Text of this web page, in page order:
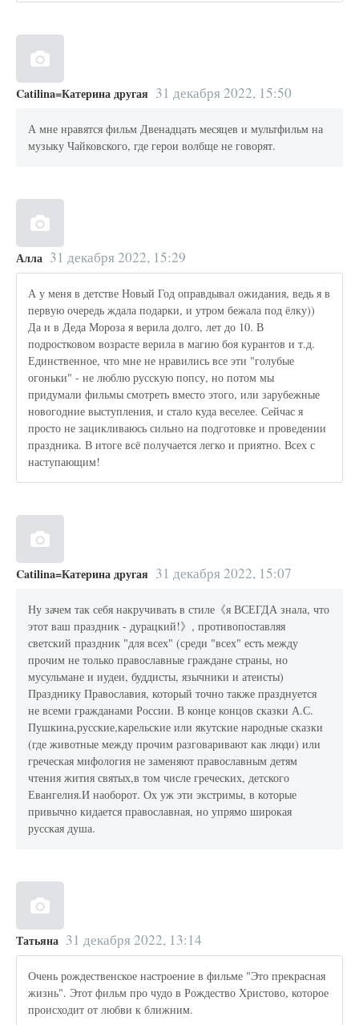
Catilina=Катерина другая 31 декабря 2022, 15:50
А мне нравятся фильм Двенадцать месяцев и мультфильм на
музыку Чайковского, где герои волбще не говорят.
Алла 31 декабря 2022, 15:29
А у меня в детстве Новый Год оправдывал ожидания, ведь я в
первую очередь ждала подарки, и утром бежала под ёлку))
Да и в Деда Мороза я верила долго, лет до 10. В
подростковом возрасте верила в магию боя курантов и т.д.
Единственное, что мне не нравились все эти "голубые
огоньки" - не люблю русскую попсу, но потом мы
придумали фильмы смотреть вместо этого, или зарубежные
новогодние выступления, и стало куда веселее. Сейчас я
просто не зацикливаюсь сильно на подготовке и проведении
праздника. В итоге всё получается легко и приятно. Всех с
наступающим!
Catilina=Катерина другая 31 декабря 2022, 15:07
Ну зачем так себя накручивать в стиле《я ВСЕГДА знала, что
этот ваш праздник - дурацкий!》, противопоставляя
светский праздник "для всех" (среди "всех" есть между
прочим не только православные граждане страны, но
мусульмане и иудеи, буддисты, язычники и атеисты)
Празднику Православия, который точно также празднуется
не всеми гражданами России. В конце концов сказки А.С.
Пушкина,русские,карельские или якутские народные сказки
(где животные между прочим разговаривают как люди) или
греческая мифология не заменяют православным детям
чтения жития святых,в том числе греческих, детского
Евангелия.И наоборот. Ох уж эти экстримы, в которые
привычно кидается православная, но упрямо широкая
русская душа.
Татьяна 31 декабря 2022, 13:14
Очень рождественское настроение в фильме "Это прекрасная
жизнь". Этот фильм про чудо в Рождество Христово, которое
происходит от любви к ближним.